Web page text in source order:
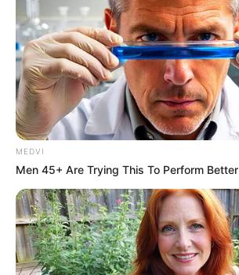
MEDVI
Men 45+ Are Trying This To Perform Better